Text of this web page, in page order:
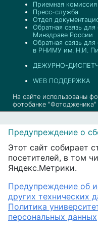
Приемная комиссия
Пресс-служба
Отдел
Обратная связь
Минздраве России
Обратная связь
в РНИМУ им. Н.И.
ДЕЖУРНО-
WEB ПОДДЕРЖКА
На сайте использованы
фотобанке "Фотодженика"
Предупреждение о
Этот сайт собирает
посетителей, в том
Яндекс.Метрики.
Предупреждение об
других технических
Политика
персональных данных